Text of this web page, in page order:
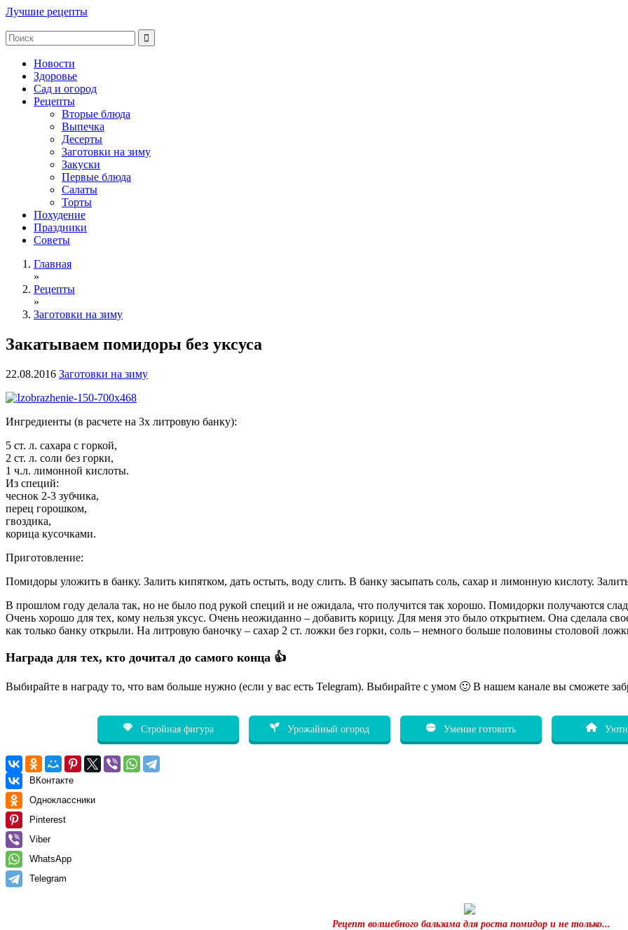
Лучшие рецепты
Новости
Здоровье
Сад и огород
Рецепты
Вторые блюда
Выпечка
Десерты
Заготовки на зиму
Закуски
Первые блюда
Салаты
Торты
Похудение
Праздники
Советы
Главная
»
Рецепты
»
Заготовки на зиму
Закатываем помидоры без уксуса
22.08.2016 Заготовки на зиму
Ингредиенты (в расчете на 3х литровую банку):
5 ст. л. сахара с горкой,
2 ст. л. соли без горки,
1 ч.л. лимонной кислоты.
Из специй:
чеснок 2-3 зубчика,
перец горошком,
гвоздика,
корица кусочками.
Приготовление:
Помидоры уложить в банку. Залить кипятком, дать остыть, воду слить. В банку засыпать соль, сахар и лимонную кислоту.
В прошлом году делала так, но не было под рукой специй и не ожидала, что получится так хорошо. Помидорки получаются
Очень хорошо для тех, кому нельзя уксус. Очень неожиданно – добавить корицу. Для меня это было открытием. Она сделала
как только банку открыли. На литровую баночку – сахар 2 ст. ложки без горки, соль – немного больше половины столовой
Награда для тех, кто дочитал до самого конца 👍
Выбирайте в награду то, что вам больше нужно (если у вас есть Telegram). Выбирайте с умом 🙂 В нашем канале вы сможете
Стройная фигура Урожайный огород Умение готовить
ВКонтакте
Одноклассники
Pinterest
Viber
WhatsApp
Telegram
Рецепт волшебного бальзама для роста помидор и не только...